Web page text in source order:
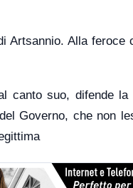
Artsannio. Alla
canto suo, difende
Governo, che non